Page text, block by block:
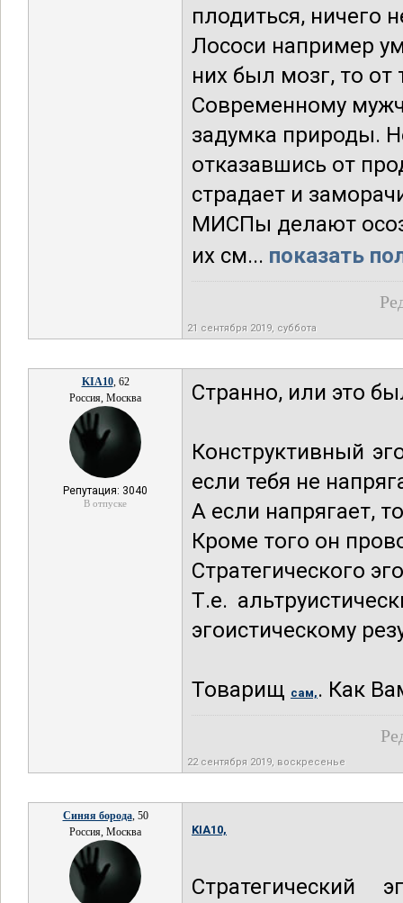
плодиться, ничего
Лососи например
них был мозг, то от
Современному
задумка природы.
отказавшись от
страдает и
МИСПы делают
их см... показать
21 сентября 2019, суббота
KIA10, 62
Россия, Москва
Репутация: 3040
В отпуске
Странно, или это
Конструктивный
если тебя не
А если напрягает,
Кроме того он
Стратегического
Т.е.
эгоистическому
Товарищ сам, . Как
22 сентября 2019, воскресенье
Синяя борода, 50
Россия, Москва
KIA10,
Стратегический